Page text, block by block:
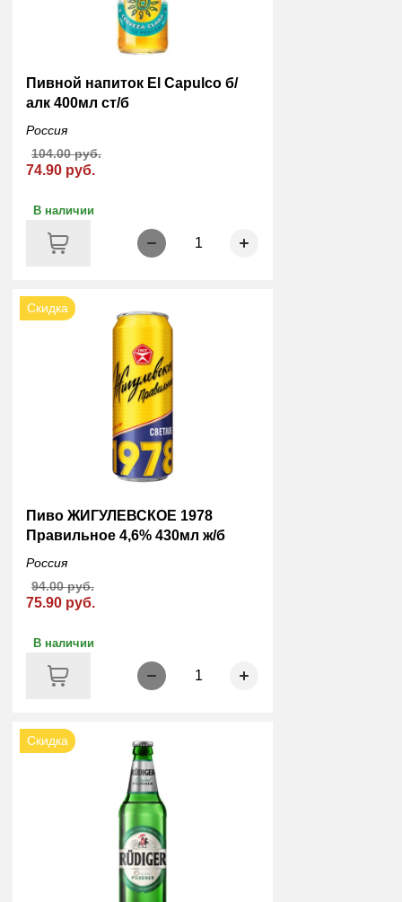
Пивной напиток El Capulco б/
алк 400мл ст/б
Россия
74.90 руб.
104.00 руб.
В наличии
1
Скидка
Пиво ЖИГУЛЕВСКОЕ 1978
Правильное 4,6% 430мл ж/б
Россия
75.90 руб.
94.00 руб.
В наличии
1
Скидка